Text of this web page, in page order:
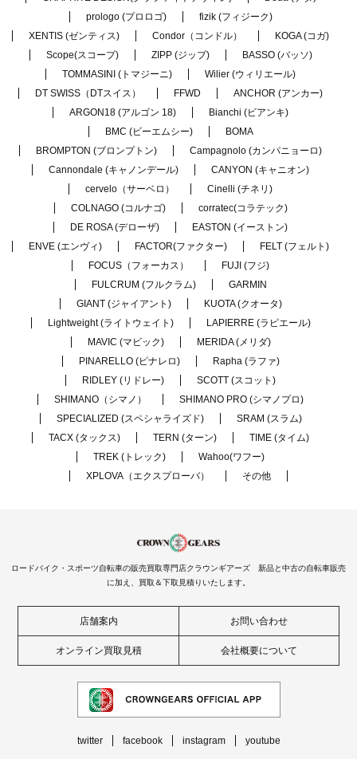
prologo (プロロゴ)
fizik (フィジーク)
XENTIS (ゼンティス)
Condor（コンドル）
KOGA (コガ)
Scope(スコープ)
ZIPP (ジップ)
BASSO (バッソ)
TOMMASINI (トマジーニ)
Wilier (ウィリエール)
DT SWISS（DTスイス）
FFWD
ANCHOR (アンカー)
ARGON18 (アルゴン 18)
Bianchi (ビアンキ)
BMC (ビーエムシー)
BOMA
BROMPTON (ブロンプトン)
Campagnolo (カンパニョーロ)
Cannondale (キャノンデール)
CANYON (キャニオン)
cervelo（サーベロ）
Cinelli (チネリ)
COLNAGO (コルナゴ)
corratec(コラテック)
DE ROSA (デローザ)
EASTON (イーストン)
ENVE (エンヴィ)
FACTOR(ファクター)
FELT (フェルト)
FOCUS（フォーカス）
FUJI (フジ)
FULCRUM (フルクラム)
GARMIN
GIANT (ジャイアント)
KUOTA (クオータ)
Lightweight (ライトウェイト)
LAPIERRE (ラピエール)
MAVIC (マビック)
MERIDA (メリダ)
PINARELLO (ピナレロ)
Rapha (ラファ)
RIDLEY (リドレー)
SCOTT (スコット)
SHIMANO（シマノ）
SHIMANO PRO (シマノプロ)
SPECIALIZED (スペシャライズド)
SRAM (スラム)
TACX (タックス)
TERN (ターン)
TIME (タイム)
TREK (トレック)
Wahoo(ワフー)
XPLOVA（エクスプローバ）
その他
ロードバイク・スポーツ自転車の販売買取専門店クラウンギアーズ 新品と中古の自転車販売
に加え、買取＆下取見積りいたします。
店舗案内 お問い合わせ
オンライン買取見積 会社概要について
twitter facebook instagram youtube